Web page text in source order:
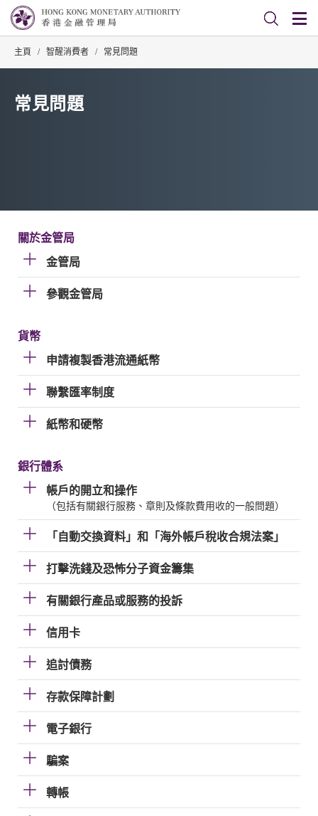
主頁 / 智醒消費者 / 常見問題
常見問題
關於金管局
金管局
參觀金管局
貨幣
申請複製香港流通紙幣
聯繫匯率制度
紙幣和硬幣
銀行體系
帳戶的開立和操作
（包括有關銀行服務、章則及條款費用收的一般問題）
「自動交換資料」和「海外帳戶稅收合規法案」
打擊洗錢及恐怖分子資金籌集
有關銀行產品或服務的投訴
信用卡
追討債務
存款保障計劃
電子銀行
騙案
轉帳